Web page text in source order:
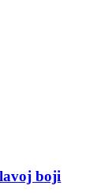
boji